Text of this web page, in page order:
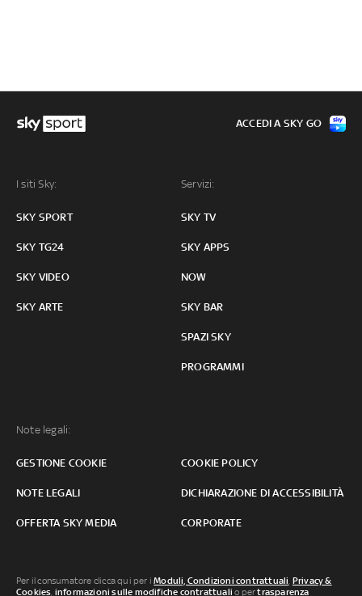
I siti Sky:
SKY SPORT
SKY TG24
SKY VIDEO
SKY ARTE
Servizi:
SKY TV
SKY APPS
NOW
SKY BAR
SPAZI SKY
PROGRAMMI
Note legali:
GESTIONE COOKIE COOKIE POLICY
NOTE LEGALI DICHIARAZIONE DI ACCESSIBILITÀ
OFFERTA SKY MEDIA CORPORATE
ACCEDI A SKY GO
Per il consumatore clicca qui per iModuli, Condizioni contrattuali Privacy &
Cookies informazioni sulle modifiche contrattuali o pertrasparenza